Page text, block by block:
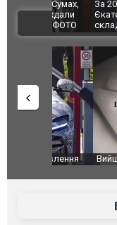
За 2000
склад
Вийшов